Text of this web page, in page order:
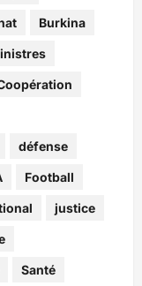
Burkina
défense
Football
justice
Santé